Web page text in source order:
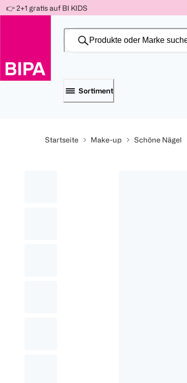
-10%
Für
150 Ös
-15%
Für
300 Ös
-20%
Für
500 Ös
Weiter
zum
👉 2+1 gratis auf BI KIDS
Sortiment
Startseite Make-up Schöne Nägel